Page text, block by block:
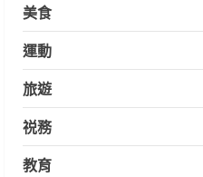
美食
運動
旅遊
祱務
教育